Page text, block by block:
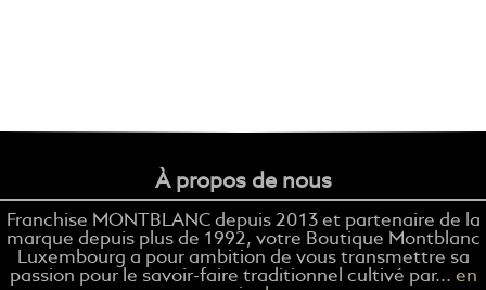
À propos de nous
Franchise MONTBLANC depuis 2013 et partenaire de la
marque depuis plus de 1992, votre Boutique Montblanc
Luxembourg a pour ambition de vous transmettre sa
passion pour le savoir-faire traditionnel cultivé par... en